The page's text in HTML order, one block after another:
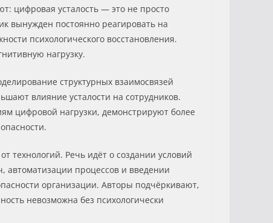
цифровая усталость — это не просто
вынужден постоянно реагировать на
психологического восстановления.
нагрузку.
структурных взаимосвязей
влияние усталости на сотрудников.
цифровой нагрузки, демонстрируют более
технологий. Речь идёт о создании условий
процессов и введении
организации. Авторы подчёркивают,
невозможна без психологически